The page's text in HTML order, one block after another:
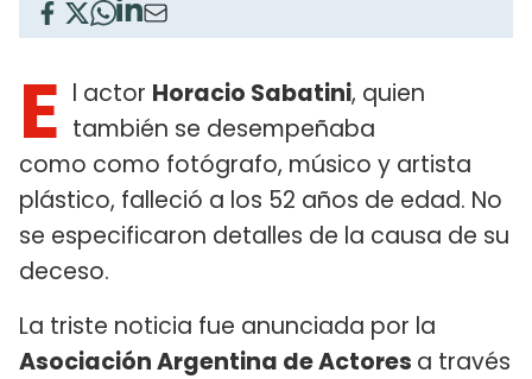
E l actor Horacio Sabatini, quien
también se desempeñaba
como como fotógrafo, músico y artista
plástico, falleció a los 52 años de edad. No
se especificaron detalles de la causa de su
deceso.
La triste noticia fue anunciada por la
Asociación Argentina de Actores a través